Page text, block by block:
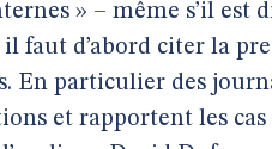
» – même s’il est
faut d’abord citer la
En particulier des
et rapportent les cas